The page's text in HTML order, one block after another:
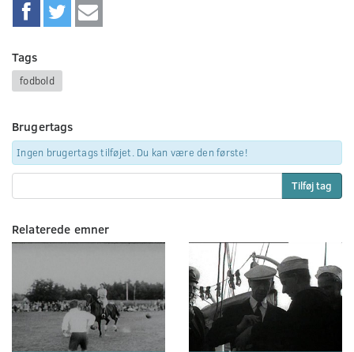
Tags
fodbold
Brugertags
Ingen brugertags tilføjet. Du kan være den første!
Tilføj tag
Relaterede emner